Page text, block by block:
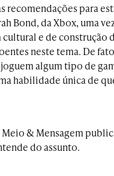
recomendações para
Bond, da Xbox, uma
e de construção
neste tema. De
algum tipo de
habilidade única de
& Mensagem
do assunto.